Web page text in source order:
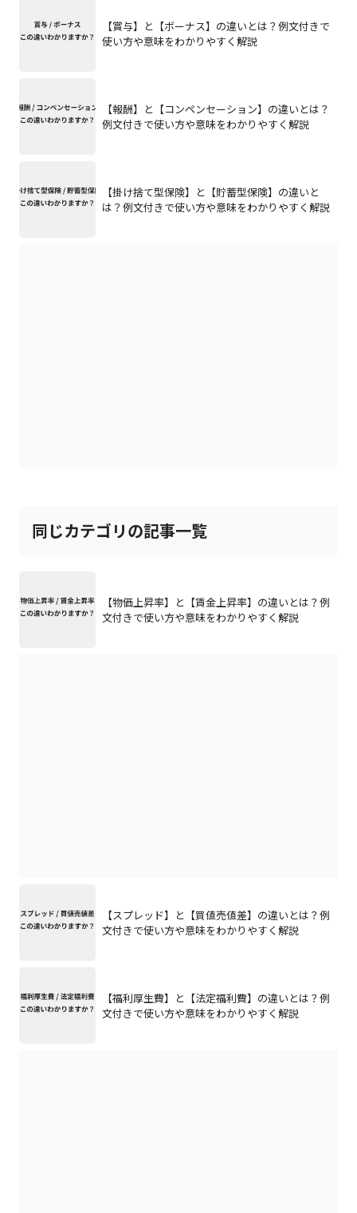
【賞与】と【ボーナス】の違いとは？例文付きで
使い方や意味をわかりやすく解説
【報酬】と【コンペンセーション】の違いとは？
例文付きで使い方や意味をわかりやすく解説
【掛け捨て型保険】と【貯蓄型保険】の違いと
は？例文付きで使い方や意味をわかりやすく解説
同じカテゴリの記事一覧
【物価上昇率】と【賃金上昇率】の違いとは？例
文付きで使い方や意味をわかりやすく解説
【スプレッド】と【買値売値差】の違いとは？例
文付きで使い方や意味をわかりやすく解説
【福利厚生費】と【法定福利費】の違いとは？例
文付きで使い方や意味をわかりやすく解説